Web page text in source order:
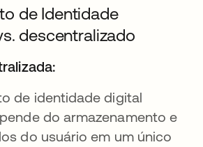
de Identidade
descentralizado
de identidade digital
do armazenamento e
do usuário em um único